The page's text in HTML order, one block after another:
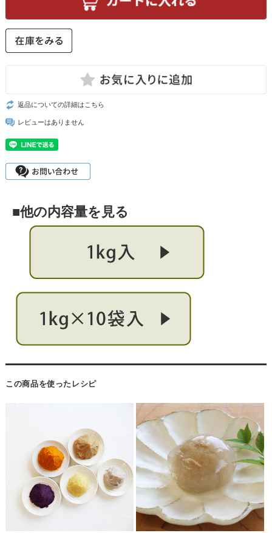
返品についての詳細はこちら
レビューはありません
■他の内容量を見る
この商品を使ったレシピ